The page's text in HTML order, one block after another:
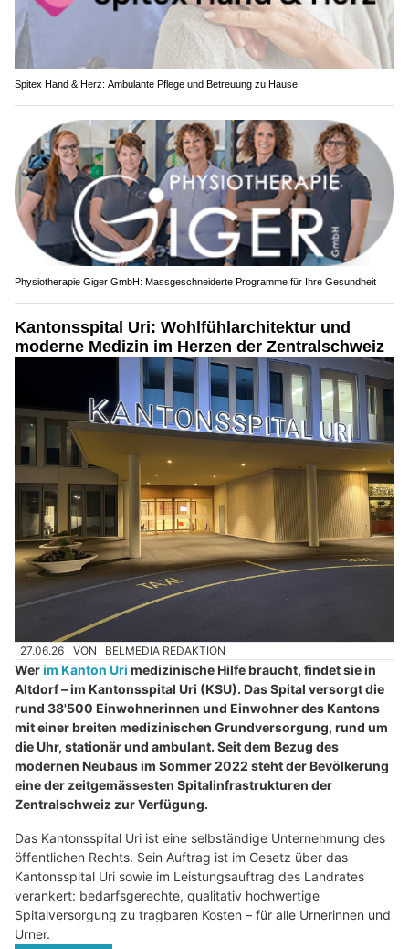
Spitex Hand & Herz: Ambulante Pflege und Betreuung zu Hause
Physiotherapie Giger GmbH: Massgeschneiderte Programme für Ihre Gesundheit
Kantonsspital Uri: Wohlfühlarchitektur und
moderne Medizin im Herzen der Zentralschweiz
27.06.26 VON BELMEDIA REDAKTION
Werim Kanton Uri medizinische Hilfe braucht, findet sie in
Altdorf – im Kantonsspital Uri (KSU). Das Spital versorgt die
rund 38'500 Einwohnerinnen und Einwohner des Kantons
mit einer breiten medizinischen Grundversorgung, rund um
die Uhr, stationär und ambulant. Seit dem Bezug des
modernen Neubaus im Sommer 2022 steht der Bevölkerung
eine der zeitgemässesten Spitalinfrastrukturen der
Zentralschweiz zur Verfügung.
Das Kantonsspital Uri ist eine selbständige Unternehmung des
öffentlichen Rechts. Sein Auftrag ist im Gesetz über das
Kantonsspital Uri sowie im Leistungsauftrag des Landrates
verankert: bedarfsgerechte, qualitativ hochwertige
Spitalversorgung zu tragbaren Kosten – für alle Urnerinnen und
Urner.